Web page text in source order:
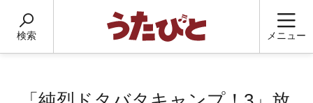
検索 メニュー